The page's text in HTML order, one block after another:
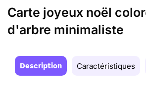
Carte joyeux noël
d'arbre minimaliste
Description Caractéristiques